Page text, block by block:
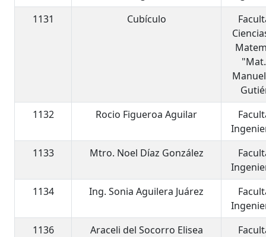
1131
Cubículo
1132
Rocio Figueroa Aguilar
1133
Mtro. Noel Díaz González
1134
Ing. Sonia Aguilera Juárez
1136
Araceli del Socorro Elisea